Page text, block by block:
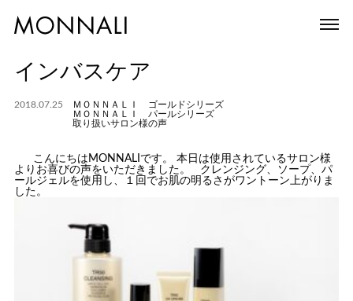
インバスケア
2018.07.25
ＭＯＮＮＡＬＩ ゴールドシリーズ
ＭＯＮＮＡＬＩ パールシリーズ
取り扱いサロン様の声
こんにちはMONNALIです。
本日は使用されているサロン様
よりお喜びの声をいただきました。
クレンジング、ソープ、パ
ールジェルを使用し、１回でお肌の明るさがワントーン上がりま
した。